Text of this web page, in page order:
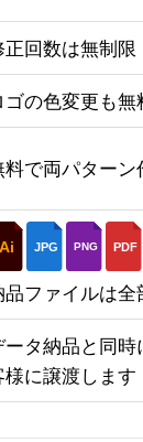
正回数は無制限
ゴの色変更も無
料で両パターン
Ai JPG PNG PDF
品ファイルは全
ータ納品と同
様に譲渡します